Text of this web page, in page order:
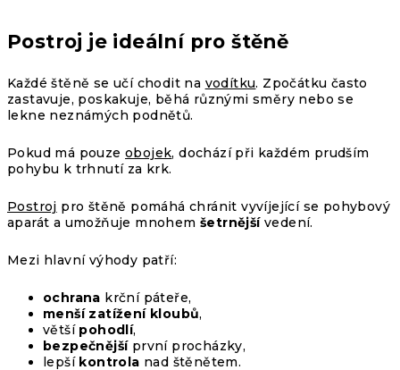
Postroj je ideální pro štěně
Každé štěně se učí chodit na vodítku. Zpočátku často
zastavuje, poskakuje, běhá různými směry nebo se
lekne neznámých podnětů.
Pokud má pouzeobojek, dochází při každém prudším
pohybu k trhnutí za krk.
Postroj pro štěně pomáhá chránit vyvíjející se pohybový
aparát a umožňuje mnohemšetrnějšívedení.
Mezi hlavní výhody patří:
ochrana krční páteře,
menší zatížení kloubů,
větší pohodlí,
bezpečnějšíprvní procházky,
lepší kontrola nad štěnětem.